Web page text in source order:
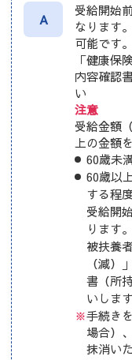
A
受給開始
なります
可能です。
「健康保
内容確認
い
注意
受給金額
上の金額
60歳未
60歳以
する程
受給開
ります。
被扶養
（減）
書（所
いします
※手続き
場合）
抹消い